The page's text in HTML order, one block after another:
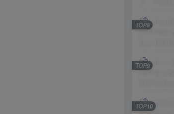
TOP8
TOP9
TOP10